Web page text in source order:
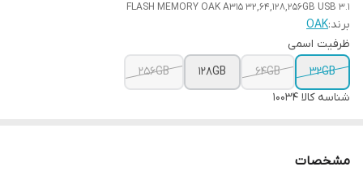
FLASH MEMORY OAK A315 32,64,128,256GB USB 3.1
برند:OAK
ظرفیت اسمی
32GB
64GB
128GB
256GB
شناسه کالا 10034
مشخصات